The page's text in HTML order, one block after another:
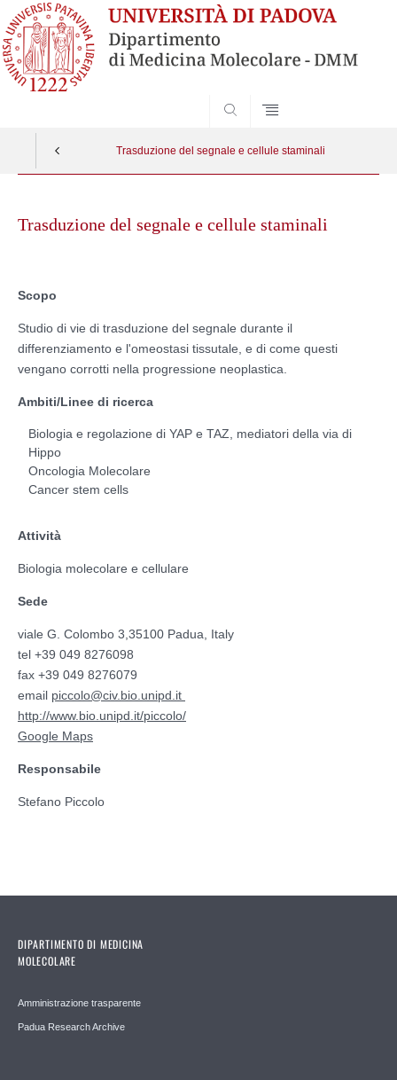
Trasduzione del segnale e cellule staminali
contentTrasduzione del segnale e cellule staminali
Scopo
Studio di vie di trasduzione del segnale durante il
differenziamento e l'omeostasi tissutale, e di come questi
vengano corrotti nella progressione neoplastica.
Ambiti/Linee di ricerca
Biologia e regolazione di YAP e TAZ, mediatori della via di
Hippo
Oncologia Molecolare
Cancer stem cells
Attività
Biologia molecolare e cellulare
Sede
viale G. Colombo 3,35100 Padua, Italy
tel +39 049 8276098
fax +39 049 8276079
email piccolo@civ.bio.unipd.it
http://www.bio.unipd.it/piccolo/
Google Maps
Responsabile
Stefano Piccolo
DIPARTIMENTO DI MEDICINA
MOLECOLARE
Amministrazione trasparente
Padua Research Archive